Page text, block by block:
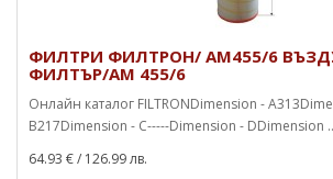
ФИЛТРИ ФИЛТРОН/ AM455/6
ФИЛТЪР/AM 455/6
Онлайн каталог FILTRONDimension -
B217Dimension - C-----Dimension - DDimension ..
64.93 €/ 126.99 лв.